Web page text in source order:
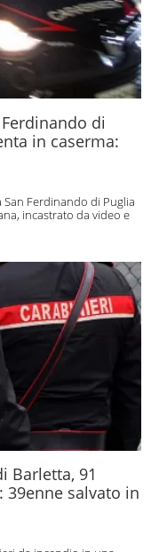
di
in caserma:
Ferdinando di Puglia
incastrato da video e
Barletta, 91
salvato in